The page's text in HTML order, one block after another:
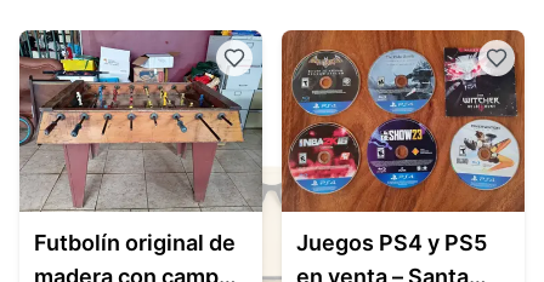
Futbolín original de
madera con campo
Juegos PS4 y PS5
en venta – Santa